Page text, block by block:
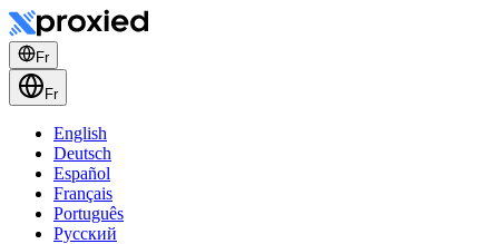
Fr
Fr
English
Deutsch
Español
Français
Português
Русский